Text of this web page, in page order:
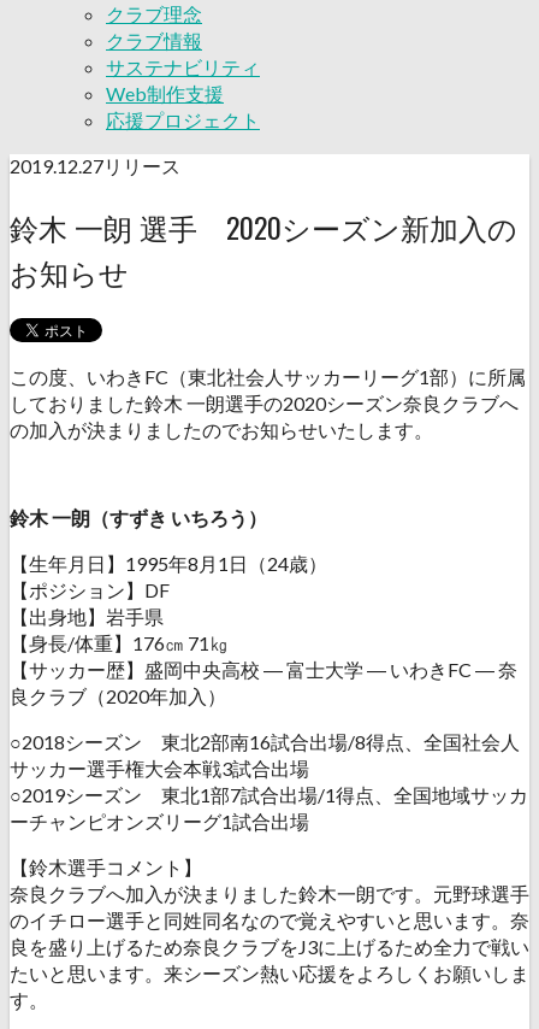
クラブ理念
クラブ情報
サステナビリティ
Web制作支援
応援プロジェクト
2019.12.27リリース
鈴木 一朗 選手 2020シーズン新加入の
お知らせ
この度、いわきFC（東北社会人サッカーリーグ1部）に所属
しておりました鈴木 一朗選手の2020シーズン奈良クラブへ
の加入が決まりましたのでお知らせいたします。
鈴木 一朗（すずき いちろう）
【生年月日】1995年8月1日（24歳）
【ポジション】DF
【出身地】岩手県
【身長/体重】176㎝ 71㎏
【サッカー歴】盛岡中央高校 ― 富士大学 ― いわきFC ― 奈
良クラブ（2020年加入）
○2018シーズン 東北2部南16試合出場/8得点、全国社会人
サッカー選手権大会本戦3試合出場
○2019シーズン 東北1部7試合出場/1得点、全国地域サッカ
ーチャンピオンズリーグ1試合出場
【鈴木選手コメント】
奈良クラブへ加入が決まりました鈴木一朗です。元野球選手
のイチロー選手と同姓同名なので覚えやすいと思います。奈
良を盛り上げるため奈良クラブをJ3に上げるため全力で戦い
たいと思います。来シーズン熱い応援をよろしくお願いしま
す。